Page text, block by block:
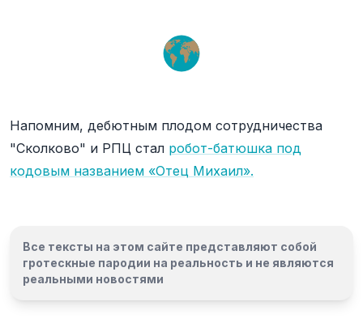
Напомним, дебютным плодом сотрудничества
"Сколково" и РПЦ стал робот-батюшка под
кодовым названием «Отец Михаил».
Все тексты на этом сайте представляют собой
гротескные пародии на реальность и не являются
реальными новостями